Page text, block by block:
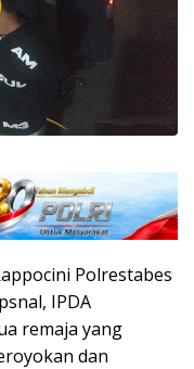
Polrestabes
IPDA
remaja yang
dan